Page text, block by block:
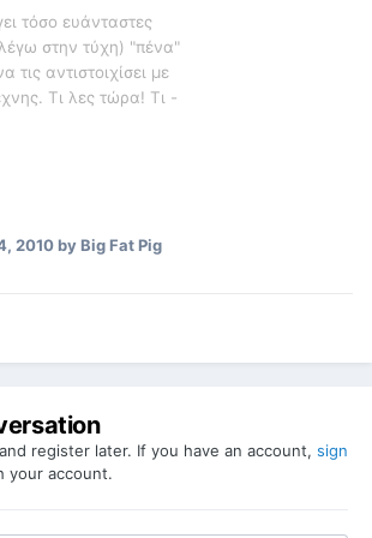
τόσο ευάνταστες
στην τύχη) "πένα"
τις αντιστοιχίσει με
Τι λες τώρα! Τι -
2010by Big Fat Pig
register later. If you have an account, sign
your account.